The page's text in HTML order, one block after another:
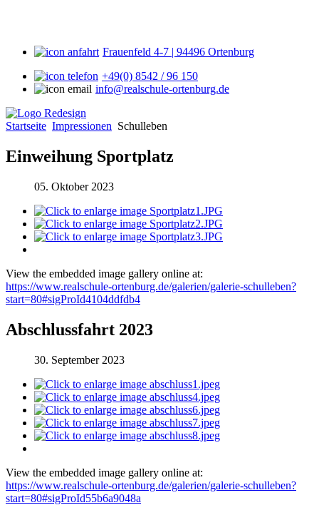
Frauenfeld 4-7 | 94496 Ortenburg
+49(0) 8542 / 96 150
info@realschule-ortenburg.de
Startseite Impressionen Schulleben
Einweihung Sportplatz
05. Oktober 2023
View the embedded image gallery online at:
https://www.realschule-ortenburg.de/galerien/galerie-schulleben?
start=80#sigProId4104ddfdb4
Abschlussfahrt 2023
30. September 2023
View the embedded image gallery online at:
https://www.realschule-ortenburg.de/galerien/galerie-schulleben?
start=80#sigProId55b6a9048a